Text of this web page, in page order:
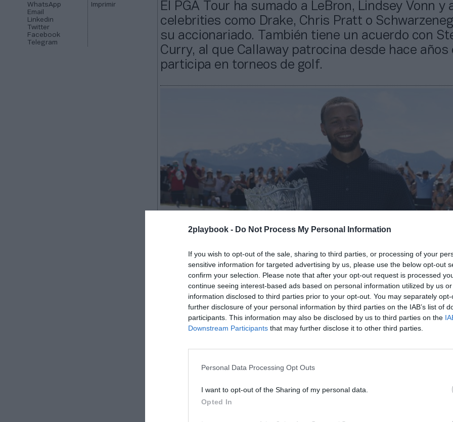
2playbook - Do Not Process My Personal Information
If you wish to opt-out of the sale, sharing to third parties, or processing of your
sensitive information for targeted advertising by us, please use the below opt-out
confirm your selection. Please note that after your opt-out request is processed
continue seeing interest-based ads based on personal information utilized by us
information disclosed to third parties prior to your opt-out. You may separately
further disclosure of your personal information by third parties on the IAB’s list of
participants. This information may also be disclosed by us to third parties on the
Downstream Participants that may further disclose it to other third parties.
Personal Data Processing Opt Outs
I want to opt-out of the Sharing of my personal data.
Opted In
WhatsApp
Email
Linkedin
Twitter
Facebook
Telegram
Imprimir
El PGA Tour ha sumado a LeBron, Lindsey Vonn y
celebrities como Drake, Chris Pratt o
su accionariado. También tiene un acuerdo con
Curry, al que Callaway patrocina desde hace años
participa en torneos de golf.
Álvaro Carretero 14 de marzo de 2024
conscientes desde hace años de su dificultad para llegar a las